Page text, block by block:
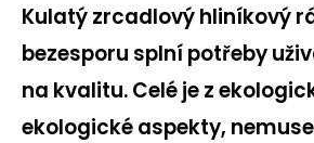
Kulatý zrcadlový hliníkový
bezesporu splní potřeby
na kvalitu.Celé je z
ekologické aspekty,